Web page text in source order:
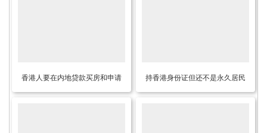
香港人要在内地贷款买房和申请
减免契税怎么办理离异单身未婚
持香港身份证但还不是永久居民
现要在内地买房怎么办理香港单